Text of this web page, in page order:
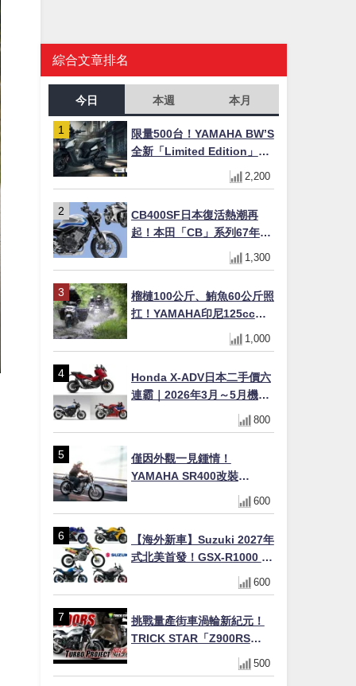
綜合文章排名
今日 本週 本月
限量500台！YAMAHA BW’S
全新「Limited Edition」都
市探索限定色 GOOPiMADE
聯名包同步登場
2,200
CB400SF日本復活熱潮再
起！本田「CB」系列67年傳
奇解密 與CBR差異一次搞懂
1,300
榴槤100公斤、鮪魚60公斤照
扛！YAMAHA印尼125cc速
克達Gear Ultima 2740公里
耐操實測
1,000
Honda X-ADV日本二手價六
連霸｜2026年3月～5月機車
轉售排行榜 CBR1000RR-R
FIREBLADE SP首度躋身前
800
僅因外觀一見鍾情！
YAMAHA SR400改裝
Tracker風格｜ 女車主的機車
人生蛻變記
600
【海外新車】Suzuki 2027年
式北美首發！GSX-R1000 40
週年紀念×SV-7GX新款跨界
車×RM-Z450 Ken Roczen
600
挑戰量產街車渦輪新紀元！
TRICK STAR「Z900RS
TURBO Project」直指超越
Ducati Superleggera性能
500